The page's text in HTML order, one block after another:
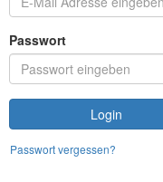
Passwort
Login
Passwort vergessen?